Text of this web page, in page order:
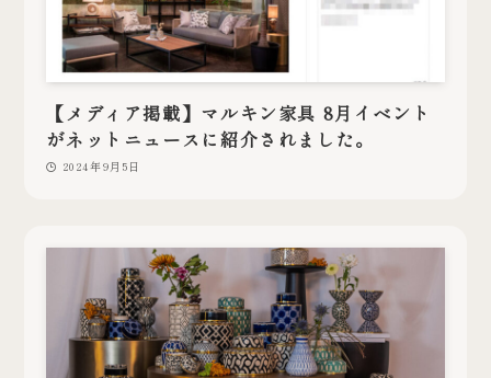
【メディア掲載】マルキン家具 8月イベント
がネットニュースに紹介されました。
2024年9月5日